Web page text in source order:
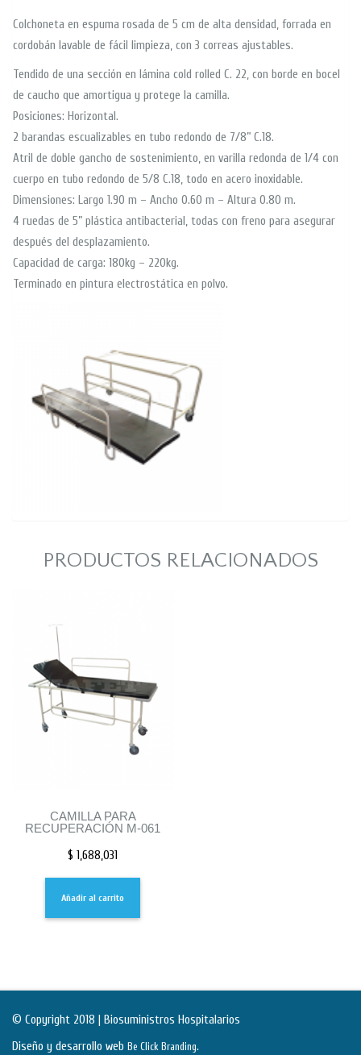
Colchoneta en espuma rosada de 5 cm de alta densidad, forrada en
cordobán lavable de fácil limpieza, con 3 correas ajustables.
Tendido de una sección en lámina cold rolled C. 22, con borde en bocel
de caucho que amortigua y protege la camilla.
Posiciones: Horizontal.
2 barandas escualizables en tubo redondo de 7/8” C.18.
Atril de doble gancho de sostenimiento, en varilla redonda de 1/4 con
cuerpo en tubo redondo de 5/8 C.18, todo en acero inoxidable.
Dimensiones: Largo 1.90 m – Ancho 0.60 m – Altura 0.80 m.
4 ruedas de 5” plástica antibacterial, todas con freno para asegurar
después del desplazamiento.
Capacidad de carga: 180kg – 220kg.
Terminado en pintura electrostática en polvo.
PRODUCTOS RELACIONADOS
CAMILLA PARA
RECUPERACIÓN M-061
$ 1,688,031
Añadir al carrito
© Copyright 2018 | Biosuministros Hospitalarios
Diseño y desarrollo web Be Click Branding.